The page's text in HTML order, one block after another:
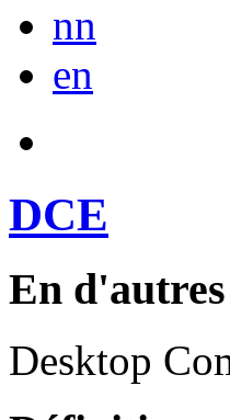
nn
en
DCE
En
Desktop